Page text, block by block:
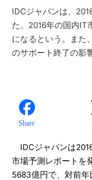
IDCジャパンは、
た。2016年の国内IT
になるという。また
のサポート終了の影
Share
IDCジャパンは
市場予測レポートを
5683億円で、対前年